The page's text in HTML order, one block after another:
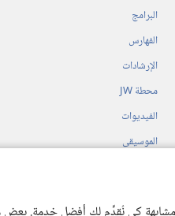
البرامج
الفهارس
الإرشادات
محطة‏ ‏JW
الفيديوات
الموسيقى